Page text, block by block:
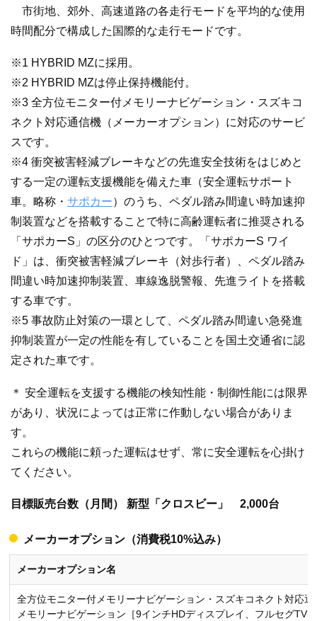
市街地、郊外、高速道路の各走行モードを平均的な使用
時間配分で構成した国際的な走行モードです。
※1 HYBRID MZに採用。
※2 HYBRID MZは停止保持機能付。
※3 全方位モニター付メモリーナビゲーション・スズキコ
ネクト対応通信機（メーカーオプション）に対応のサービ
スです。
※4 衝突被害軽減ブレーキなどの先進安全技術をはじめと
する一定の運転支援機能を備えた車（安全運転サポート
車。略称・ サポカー）のうち、ペダル踏み間違い時加速抑
制装置などを搭載することで特に高齢運転者に推奨される
「サポカーS」の区分のひとつです。「サポカーS ワイ
ド」は、衝突被害軽減ブレーキ（対歩行者）、ペダル踏み
間違い時加速抑制装置、車線逸脱警報、先進ライトを搭載
する車です。
※5 事故防止対策の一環として、ペダル踏み間違い急発進
抑制装置が一定の性能を有していることを国土交通省に認
定された車です。
＊ 安全運転を支援する機能の検知性能・制御性能には限界
があり、状況によっては正常に作動しない場合がありま
す。
これらの機能に頼った運転はせず、常に安全運転を心掛け
てください。
目標販売台数（月間） 新型「クロスビー」 2,000台
メーカーオプション（消費税10%込み）
メーカーオプション名
全方位モニター付メモリーナビゲーション・スズキコネクト対応通
メモリーナビゲーション［9インチHDディスプレイ、フルセグTV